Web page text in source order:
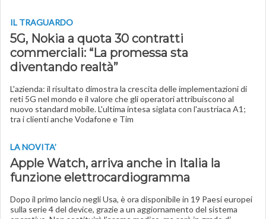
IL TRAGUARDO
5G, Nokia a quota 30 contratti
commerciali: “La promessa sta
diventando realtà”
L'azienda: il risultato dimostra la crescita delle implementazioni di
reti 5G nel mondo e il valore che gli operatori attribuiscono al
nuovo standard mobile. L'ultima intesa siglata con l'austriaca A1;
tra i clienti anche Vodafone e Tim
LA NOVITA’
Apple Watch, arriva anche in Italia la
funzione elettrocardiogramma
Dopo il primo lancio negli Usa, è ora disponibile in 19 Paesi europei
sulla serie 4 del device, grazie a un aggiornamento del sistema